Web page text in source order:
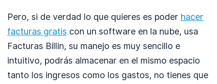
Pero, si de verdad lo que quieres es poder hacer
facturas gratis con un software en la nube, usa
Facturas Billin, su manejo es muy sencillo e
intuitivo, podrás almacenar en el mismo espacio
tanto los ingresos como los gastos, no tienes que